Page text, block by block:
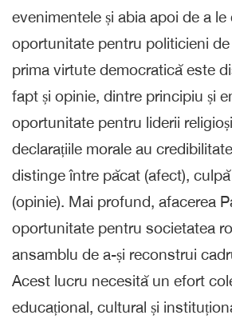
evenimentele și abia apoi de a
oportunitate pentru politicieni de
prima virtute democratică este
fapt și opinie, dintre principiu și
oportunitate pentru liderii
declarațiile morale au
distinge între păcat (afect),
(opinie). Mai profund, afacerea
oportunitate pentru societatea
ansamblu de a-și reconstrui
Acest lucru necesită un efort
educațional, cultural și